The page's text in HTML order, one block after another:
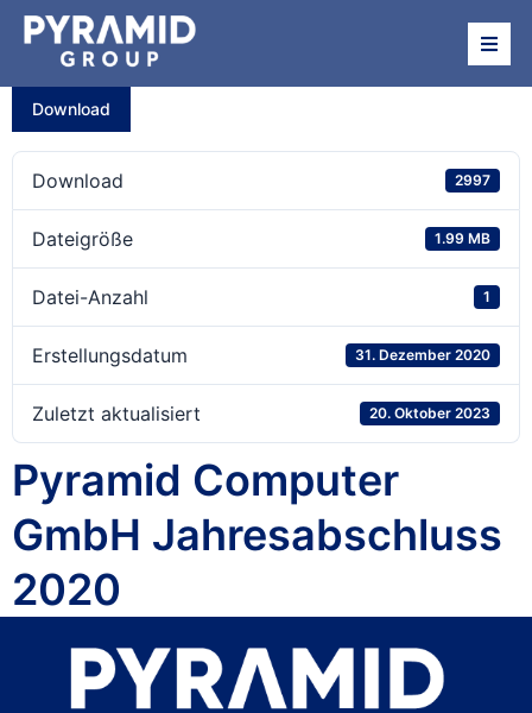
Über uns
Beteiligungen
News
Termine
Investor Relations
Download
Download 2997
Dateigröße 1.99 MB
Datei-Anzahl 1
Erstellungsdatum 31. Dezember 2020
Zuletzt aktualisiert 20. Oktober 2023
Pyramid Computer
GmbH Jahresabschluss
2020